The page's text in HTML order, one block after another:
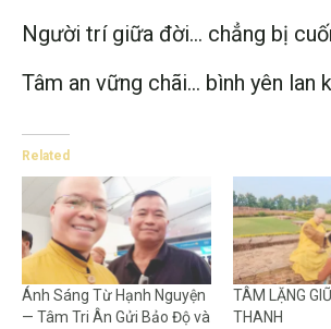
Người trí giữa đời… chẳng bị
Tâm an vững chãi… bình yên lan
Related
Ánh Sáng Từ Hạnh Nguyện
— Tâm Tri Ân Gửi Bảo Độ và
TÂM LẶNG
THANH